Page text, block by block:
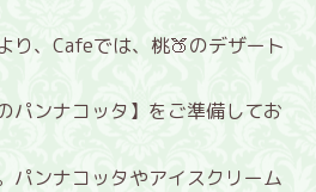
り、Cafeでは、桃🍑のデザート
パンナコッタ】をご準備してお
パンナコッタやアイスクリーム